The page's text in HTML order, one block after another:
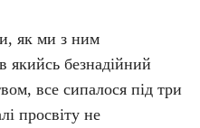
як ми з ним
безнадійний
все сипалося під три
просвіту не